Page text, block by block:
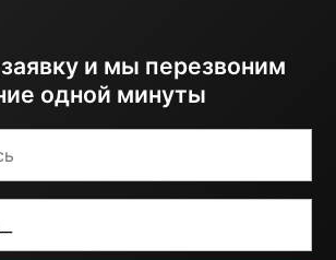
и мы перезвоним
одной минуты